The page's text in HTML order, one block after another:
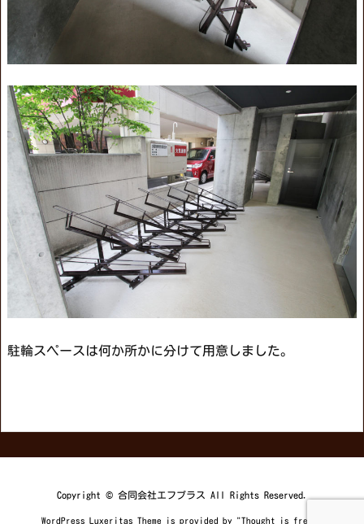
駐輪スペースは何か所かに分けて用意しました。
Copyright © 合同会社エフプラス All Rights Reserved.
WordPress Luxeritas Theme is provided by "Thought is free